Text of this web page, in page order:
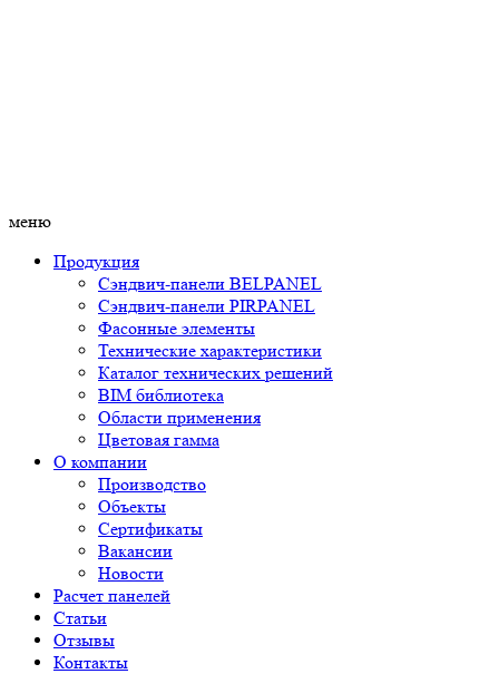
меню
Продукция
Сэндвич-панели BELPANEL
Сэндвич-панели PIRPANEL
Фасонные элементы
Технические характеристики
Каталог технических решений
BIM библиотека
Области применения
Цветовая гамма
О компании
Производство
Объекты
Сертификаты
Вакансии
Новости
Расчет панелей
Статьи
Отзывы
Контакты